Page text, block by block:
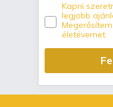
Kapni
legjobb
életévemet.